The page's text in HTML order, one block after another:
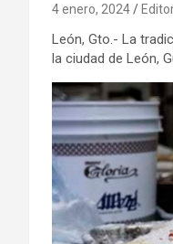
4 enero, 2024
León, Gto.- La
la ciudad de León,